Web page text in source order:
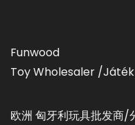
Funwood
Toy Wholesaler /
欧洲 匈牙利玩具批发商/